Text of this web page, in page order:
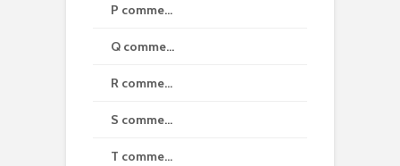
P comme…
Q comme…
R comme…
S comme…
T comme…